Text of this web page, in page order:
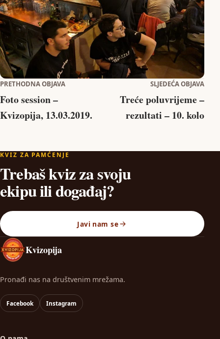
Navigacija objava
PRETHODNA OBJAVA
Foto session –
Kvizopija, 13.03.2019.
SLJEDEĆA OBJAVA
Treće poluvrijeme –
rezultati – 10. kolo
KVIZ ZA PAMĆENJE
Trebaš kviz za svoju
ekipu ili događaj?
Javi nam se
Kvizopija
Pronađi nas na društvenim mrežama.
Facebook Instagram